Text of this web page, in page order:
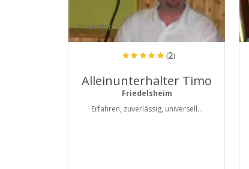
ProArtist
(2)
Alleinunterhalter Timo
Friedelsheim
Erfahren, zuverlässig, universell...